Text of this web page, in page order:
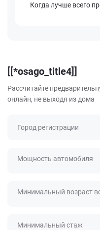
Когда лучше всего
[[*osago_title4]]
Рассчитайте
онлайн, не выходя из дома
Город регистрации
Мощность автомобиля
Минимальный возраст
Минимальный стаж